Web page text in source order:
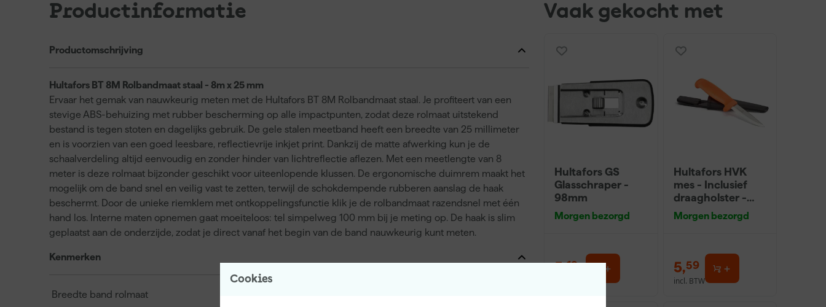
Cookies
Productinformatie
Productomschrijving
Hultafors BT 8M Rolbandmaat staal - 8m x 25 mm
Ervaar het gemak van nauwkeurig meten met de Hultafors BT 8M Rolbandmaat staal. Je profiteert van een
stevige ABS-behuizing met rubber bescherming op alle impactpunten, zodat deze rolmaat uitstekend
bestand is tegen stoten en dagelijks gebruik. De gele stalen meetband heeft een breedte van 25 millimeter
en is voorzien van een goed leesbare, reflectievrije inkjet print. Dankzij de matte afwerking kun je de
schaalverdeling altijd eenvoudig en zonder hinder van lichtreflectie aflezen. Met een meetlengte van 8
meter is deze rolmaat bijzonder geschikt voor uiteenlopende klussen. De ergonomische duimrem maakt het
mogelijk om de band snel en veilig vast te zetten, terwijl de schokdempende rubberen aanslag de haak
beschermt. Door de unieke riemklem met ontkoppelingsfunctie klik je de rolbandmaat razendsnel met één
hand los. Interne maten opnemen gaat moeiteloos: tel simpelweg 100 mm bij je meting op. De haak is slim
geplaatst aan de onderzijde, zodat je direct vanaf het begin van de band nauwkeurig kunt meten.
Kenmerken
Breedte band rolmaat
Vaak gekocht met
Hultafors GS
Glasschraper -
98mm
Morgen bezorgd
5,19
Hultafors HVK
mes - Inclusief
draagholster -
208mm
Morgen bezorgd
5,59
incl. BTW